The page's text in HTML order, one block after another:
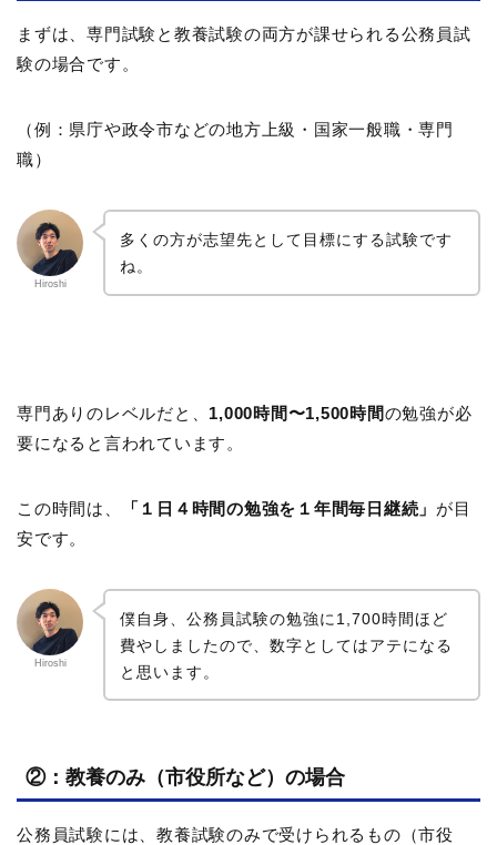
まずは、専門試験と教養試験の両方が課せられる公務員試
験の場合です。
（例：県庁や政令市などの地方上級・国家一般職・専門
職）
Hiroshi
多くの方が志望先として目標にする試験です
ね。
専門ありのレベルだと、 1,000時間〜1,500時間の勉強が必
要になると言われています。
この時間は、 「１日４時間の勉強を１年間毎日継続」 が目
安です。
Hiroshi
僕自身、公務員試験の勉強に1,700時間ほど
費やしましたので、数字としてはアテになる
と思います。
②：教養のみ（市役所など）の場合
公務員試験には、教養試験のみで受けられるもの（市役